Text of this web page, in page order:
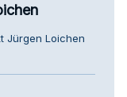
Jürgen Loichen